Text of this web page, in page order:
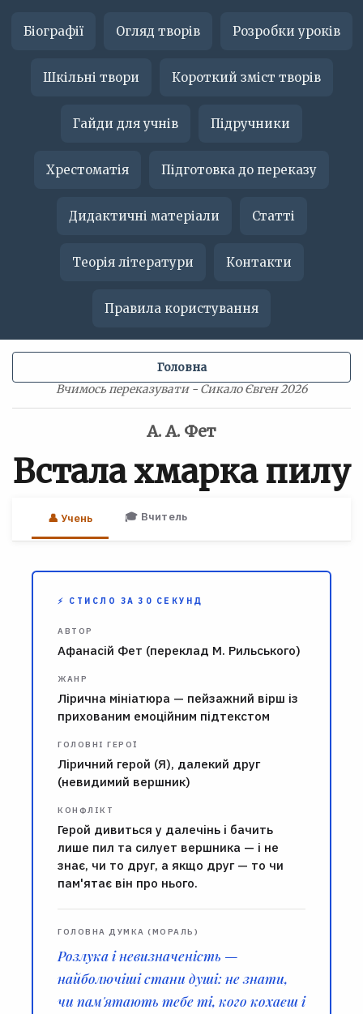
Біографії Огляд творів Розробки уроків
Шкільні твори Короткий зміст творів
Гайди для учнів Підручники
Хрестоматія Підготовка до переказу
Дидактичні матеріали Статті
Теорія літератури Контакти
Правила користування
Вчимось переказувати - Сикало Євген 2026
Головна
А. А. Фет
Встала хмарка пилу
👤 Учень 🎓 Вчитель
⚡ СТИСЛО ЗА 30 СЕКУНД
АВТОР
Афанасій Фет (переклад М. Рильського)
ЖАНР
Лірична мініатюра — пейзажний вірш із
прихованим емоційним підтекстом
ГОЛОВНІ ГЕРОЇ
Ліричний герой (Я), далекий друг
(невидимий вершник)
КОНФЛІКТ
Герой дивиться у далечінь і бачить
лише пил та силует вершника — і не
знає, чи то друг, а якщо друг — то чи
пам'ятає він про нього.
ГОЛОВНА ДУМКА (МОРАЛЬ)
Розлука і невизначеність —
найболючіші стани душі: не знати,
чи пам'ятають тебе ті, кого кохаєш і